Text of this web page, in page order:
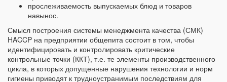
прослеживаемость выпускаемых блюд и товаров
навынос.
Смысл построения системы менеджмента качества (СМК)
HACCP на предприятии общепита состоит в том, чтобы
идентифицировать и контролировать критические
контрольные точки (ККТ), т.е. те элементы производственного
цикла, в которых допущенные нарушения технологии и норм
гигиены приводят к трудноустранимым последствиям для